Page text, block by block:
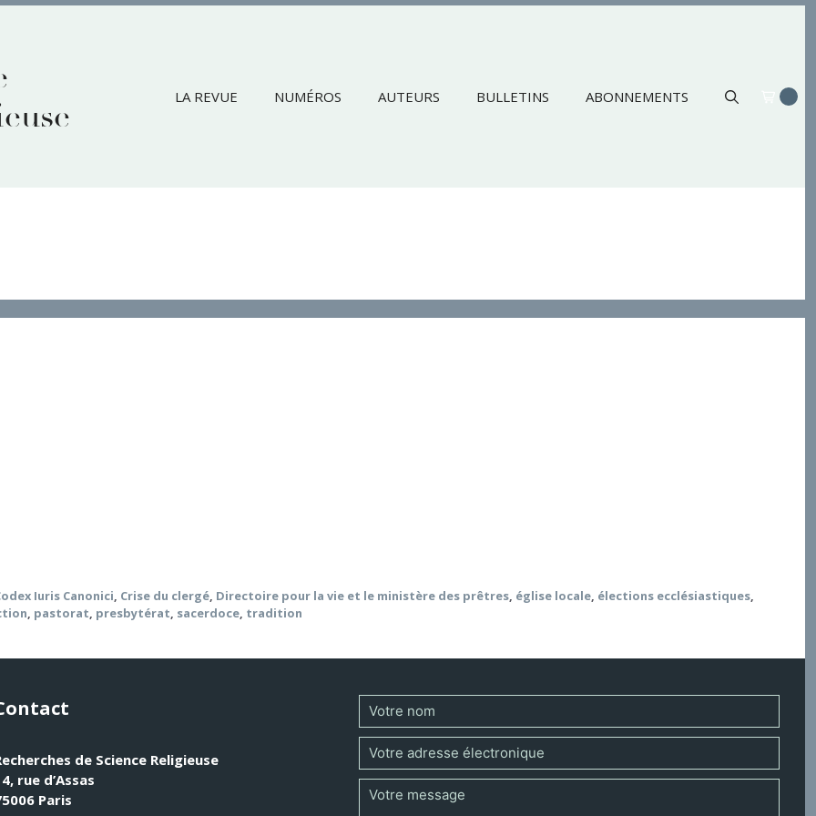
LA REVUE NUMÉROS AUTEURS BULLETINS ABONNEMENTS
Iuris Canonici, Crise du clergé, Directoire pour la vie et le ministère des prêtres, église locale, élections ecclésiastiques,
, pastorat, presbytérat, sacerdoce, tradition
de Science Religieuse
rue d’Assas
Paris